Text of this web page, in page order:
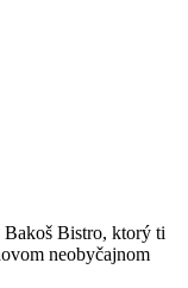
Bistro, ktorý ti
neobyčajnom